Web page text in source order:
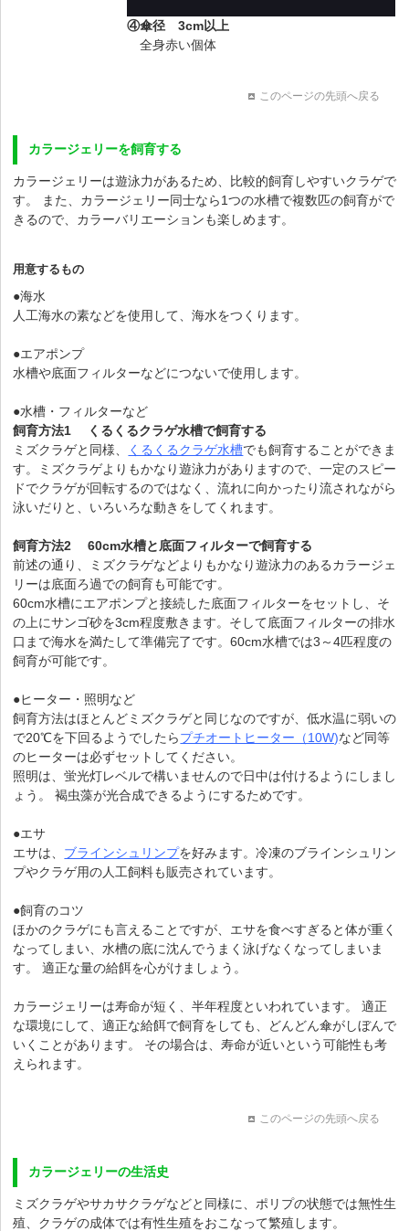
④傘径 3cm以上
全身赤い個体
このページの先頭へ戻る
カラージェリーを飼育する
カラージェリーは遊泳力があるため、比較的飼育しやすいクラゲで
す。 また、カラージェリー同士なら1つの水槽で複数匹の飼育がで
きるので、カラーバリエーションも楽しめます。
用意するもの
●海水
人工海水の素などを使用して、海水をつくります。
●エアポンプ
水槽や底面フィルターなどにつないで使用します。
●水槽・フィルターなど
飼育方法1
くるくるクラゲ水槽で飼育する
ミズクラゲと同様、
くるくるクラゲ水槽でも飼育することができま
す。ミズクラゲよりもかなり遊泳力がありますので、一定のスピー
ドでクラゲが回転するのではなく、流れに向かったり流されながら
泳いだりと、いろいろな動きをしてくれます。
飼育方法260cm水槽と底面フィルターで飼育する
前述の通り、ミズクラゲなどよりもかなり遊泳力のあるカラージェ
リーは底面ろ過での飼育も可能です。
60cm水槽にエアポンプと接続した底面フィルターをセットし、そ
の上にサンゴ砂を3cm程度敷きます。そして底面フィルターの排水
口まで海水を満たして準備完了です。60cm水槽では3～4匹程度の
飼育が可能です。
●ヒーター・照明など
飼育方法はほとんどミズクラゲと同じなのですが、低水温に弱いの
で20℃を下回るようでしたらプチオートヒーター（10W)など同等
のヒーターは必ずセットしてください。
照明は、蛍光灯レベルで構いませんので日中は付けるようにしまし
ょう。 褐虫藻が光合成できるようにするためです。
●エサ
エサは、 ブラインシュリンプを好みます。冷凍のブラインシュリン
プやクラゲ用の人工飼料も販売されています。
●飼育のコツ
ほかのクラゲにも言えることですが、エサを食べすぎると体が重く
なってしまい、水槽の底に沈んでうまく泳げなくなってしまいま
す。 適正な量の給餌を心がけましょう。
カラージェリーは寿命が短く、半年程度といわれています。 適正
な環境にして、適正な給餌で飼育をしても、どんどん傘がしぼんで
いくことがあります。 その場合は、寿命が近いという可能性も考
えられます。
このページの先頭へ戻る
カラージェリーの生活史
ミズクラゲやサカサクラゲなどと同様に、ポリプの状態では無性生
殖、クラゲの成体では有性生殖をおこなって繁殖します。